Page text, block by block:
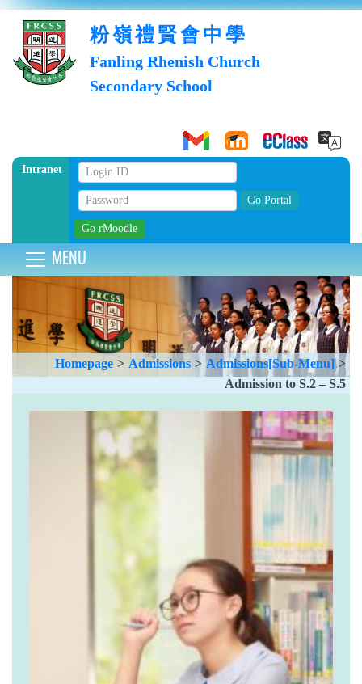
粉嶺禮賢會中學
Fanling Rhenish Church
Secondary School
Intranet
MENU
Homepage > Admissions > Admissions[Sub-Menu] >
Admission to S.2 – S.5